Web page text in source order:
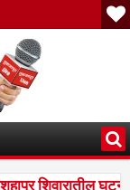
शिवारातील घटना;